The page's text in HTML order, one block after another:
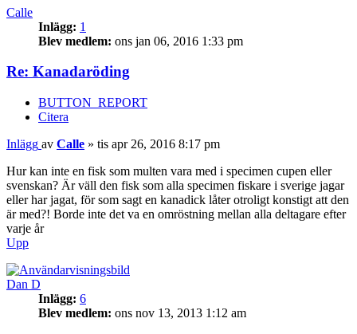
Calle
Inlägg: 1
Blev medlem: ons jan 06, 2016 1:33 pm
Re: Kanadaröding
BUTTON_REPORT
Citera
Inlägg av Calle » tis apr 26, 2016 8:17 pm
Hur kan inte en fisk som multen vara med i specimen cupen eller
svenskan? Är väll den fisk som alla specimen fiskare i sverige jagar
eller har jagat, för som sagt en kanadick låter otroligt konstigt att den
är med?! Borde inte det va en omröstning mellan alla deltagare efter
varje år
Upp
Dan D
Inlägg: 6
Blev medlem: ons nov 13, 2013 1:12 am